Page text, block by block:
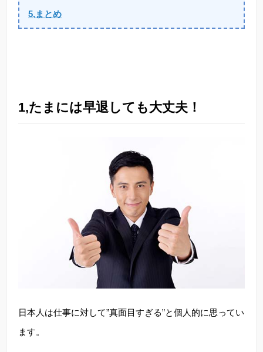
5,まとめ
1,たまには早退しても大丈夫！
日本人は仕事に対して”真面目すぎる”と個人的に思ってい
ます。